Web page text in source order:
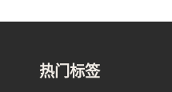
热门标签